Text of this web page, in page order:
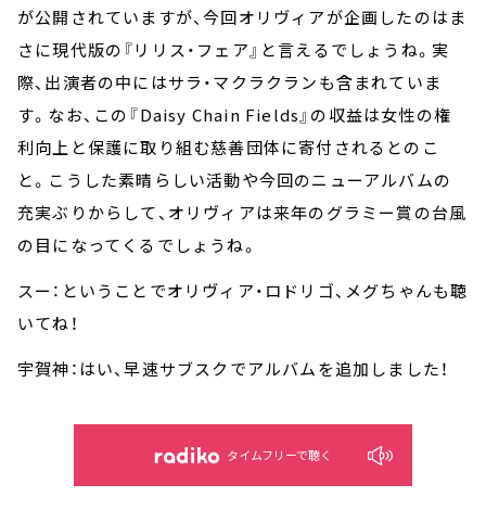
が公開されていますが、今回オリヴィアが企画したのはま
さに現代版の『リリス・フェア』と言えるでしょうね。実
際、出演者の中にはサラ・マクラクランも含まれていま
す。なお、この『Daisy Chain Fields』の収益は女性の権
利向上と保護に取り組む慈善団体に寄付されるとのこ
と。こうした素晴らしい活動や今回のニューアルバムの
充実ぶりからして、オリヴィアは来年のグラミー賞の台風
の目になってくるでしょうね。
スー：ということでオリヴィア・ロドリゴ、メグちゃんも聴
いてね！
宇賀神：はい、早速サブスクでアルバムを追加しました！
タイムフリーで聴く